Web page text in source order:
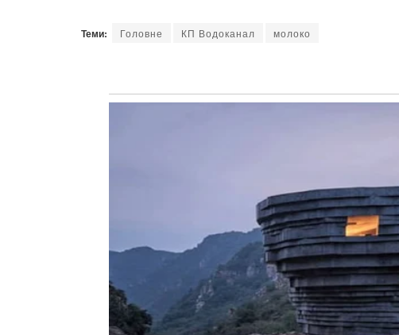
Теми: Головне КП Водоканал молоко